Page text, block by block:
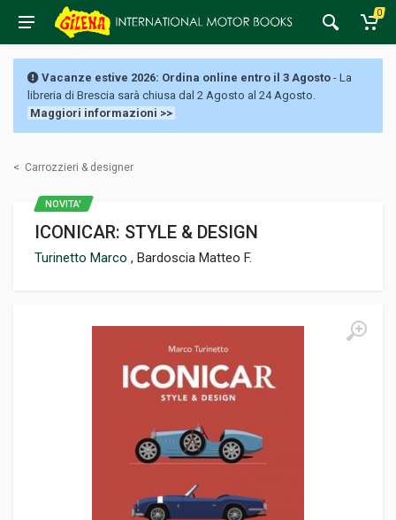
0
Vacanze estive 2026: Ordina online entro il 3 Agosto - La
libreria di Brescia sarà chiusa dal 2 Agosto al 24 Agosto.
Maggiori informazioni >>
< Carrozzieri & designer
ICONICAR: STYLE & DESIGN
Turinetto Marco , Bardoscia Matteo F.
NOVITA'